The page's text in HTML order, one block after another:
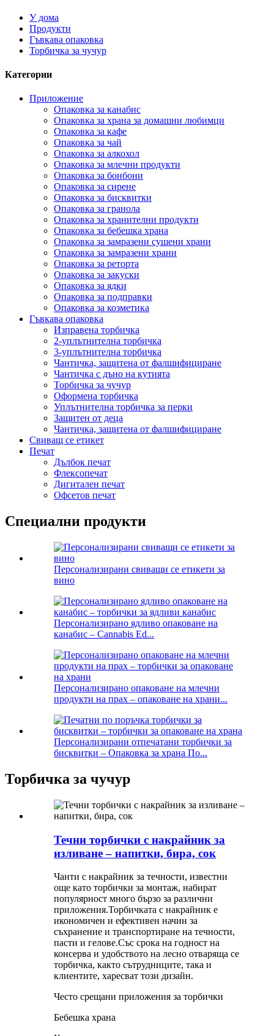
У дома
Продукти
Гъвкава опаковка
Торбичка за чучур
Категории
Приложение
Опаковка за канабис
Опаковка за храна за домашни любимци
Опаковка за кафе
Опаковка за чай
Опаковка за алкохол
Опаковка за млечни продукти
Опаковка за бонбони
Опаковка за сирене
Опаковка за бисквитки
Опаковка за гранола
Опаковка за хранителни продукти
Опаковка за бебешка храна
Опаковка за замразени сушени храни
Опаковка за замразени храни
Опаковка за реторта
Опаковка за закуски
Опаковка за ядки
Опаковка за подправки
Опаковка за козметика
Гъвкава опаковка
Изправена торбичка
2-уплътнителна торбичка
3-уплътнителна торбичка
Чантичка, защитена от фалшифициране
Чантичка с дъно на кутията
Торбичка за чучур
Оформена торбичка
Уплътнителна торбичка за перки
Защитен от деца
Чантичка, защитена от фалшифициране
Свиващ се етикет
Печат
Дълбок печат
Флексопечат
Дигитален печат
Офсетов печат
Специални продукти
Персонализирани свиващи се етикети за
вино
Персонализирано ядливо опаковане на
канабис – Cannabis Ed...
Персонализирано опаковане на млечни
продукти на прах – опаковане на храни...
Персонализирани отпечатани торбички за
бисквитки – Опаковка за храна По...
Торбичка за чучур
Течни торбички с накрайник за
изливане – напитки, бира, сок
Чанти с накрайник за течности, известни
още като торбички за монтаж, набират
популярност много бързо за различни
приложения.Торбичката с накрайник е
икономичен и ефективен начин за
съхранение и транспортиране на течности,
пасти и гелове.Със срока на годност на
консерва и удобството на лесно отваряща се
торбичка, както сътрудниците, така и
клиентите, харесват този дизайн.
Често срещани приложения за торбички
Бебешка храна